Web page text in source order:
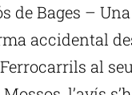
de Bages –
accidental
al